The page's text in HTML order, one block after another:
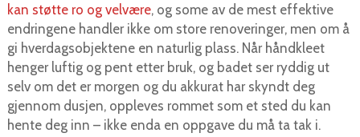
kan støtte ro og velvære, og some av de mest effektive
endringene handler ikke om store renoveringer, men om å
gi hverdagsobjektene en naturlig plass. Når håndkleet
henger luftig og pent etter bruk, og badet ser ryddig ut
selv om det er morgen og du akkurat har skyndt deg
gjennom dusjen, oppleves rommet som et sted du kan
hente deg inn – ikke enda en oppgave du må ta tak i.